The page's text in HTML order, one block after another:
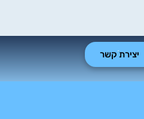
יצירת קשר